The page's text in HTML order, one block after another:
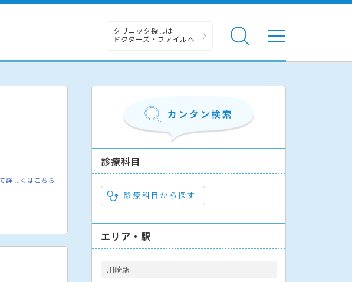
クリニック探しは
ドクターズ・ファイルへ
詳しくはこちら
診療科目
診療科目から探す
エリア・駅
川崎駅